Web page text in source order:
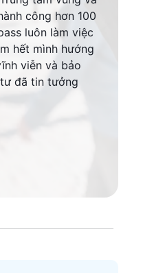
công hơn 100
luôn làm việc
hết mình hướng
viễn và bảo
đã tin tưởng